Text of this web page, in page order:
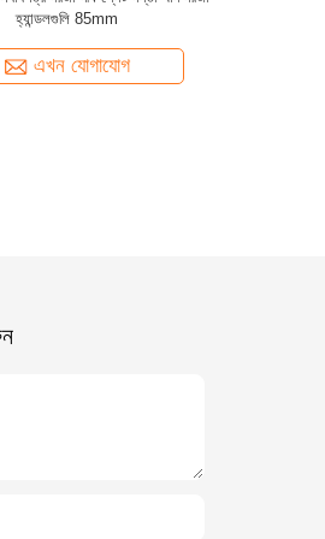
মিমি কাস্টমাইজড ডিজাইন
এখন যোগাযোগ